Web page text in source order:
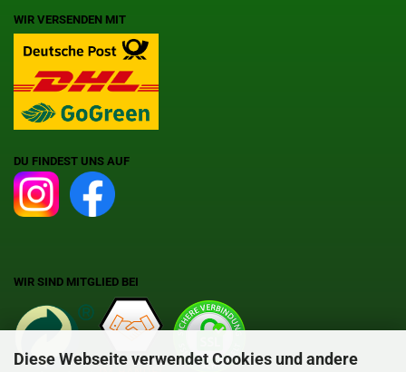
Diese Webseite verwendet Cookies und andere
WIR VERSENDEN MIT
DU FINDEST UNS AUF
WIR SIND MITGLIED BEI